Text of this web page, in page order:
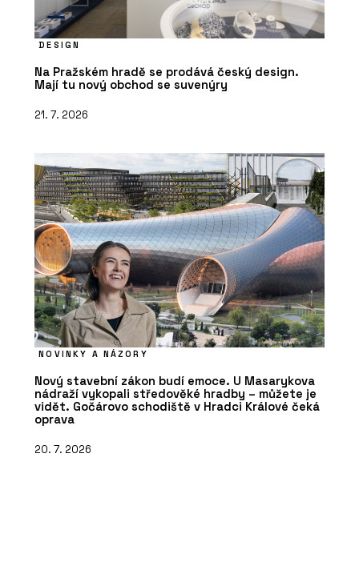
DESIGN
Na Pražském hradě se prodává český design.
Mají tu nový obchod se suvenýry
21. 7. 2026
NOVINKY A NÁZORY
Nový stavební zákon budí emoce. U Masarykova
nádraží vykopali středověké hradby – můžete je
vidět. Gočárovo schodiště v Hradci Králové čeká
oprava
20. 7. 2026